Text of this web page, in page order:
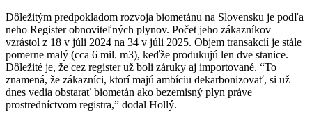
Dôležitým predpokladom rozvoja biometánu na Slovensku je podľa
neho Register obnoviteľných plynov. Počet jeho zákazníkov
vzrástol z 18 v júli 2024 na 34 v júli 2025. Objem transakcií je stále
pomerne malý (cca 6 mil. m3), keďže produkujú len dve stanice.
Dôležité je, že cez register už boli záruky aj importované. “To
znamená, že zákazníci, ktorí majú ambíciu dekarbonizovať, si už
dnes vedia obstarať biometán ako bezemisný plyn práve
prostredníctvom registra,” dodal Hollý.